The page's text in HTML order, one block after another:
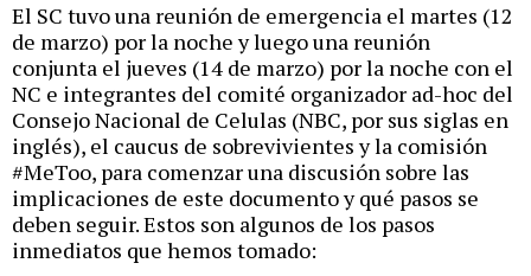
El SC tuvo una reunión de emergencia el martes (12
de marzo) por la noche y luego una reunión
conjunta el jueves (14 de marzo) por la noche con el
NC e integrantes del comité organizador ad-hoc del
Consejo Nacional de Celulas (NBC, por sus siglas en
inglés), el caucus de sobrevivientes y la comisión
#MeToo, para comenzar una discusión sobre las
implicaciones de este documento y qué pasos se
deben seguir. Estos son algunos de los pasos
inmediatos que hemos tomado: